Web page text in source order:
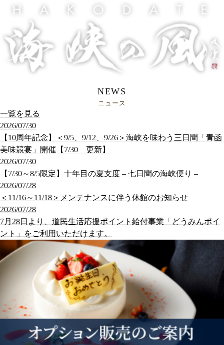
NEWS
ニュース
一覧を見る
2026/07/30
【10周年記念】＜9/5、9/12、9/26＞海峡を味わう三日間「青函
美味競宴」開催【7/30 更新】
2026/07/30
【7/30～8/5限定】十年目の夏支度 – 七日間の海峡便り –
2026/07/28
＜11/16～11/18＞メンテナンスに伴う休館のお知らせ
2026/07/28
7月28日より、道民生活応援ポイント給付事業「どうみんポイ
ント」をご利用いただけます。